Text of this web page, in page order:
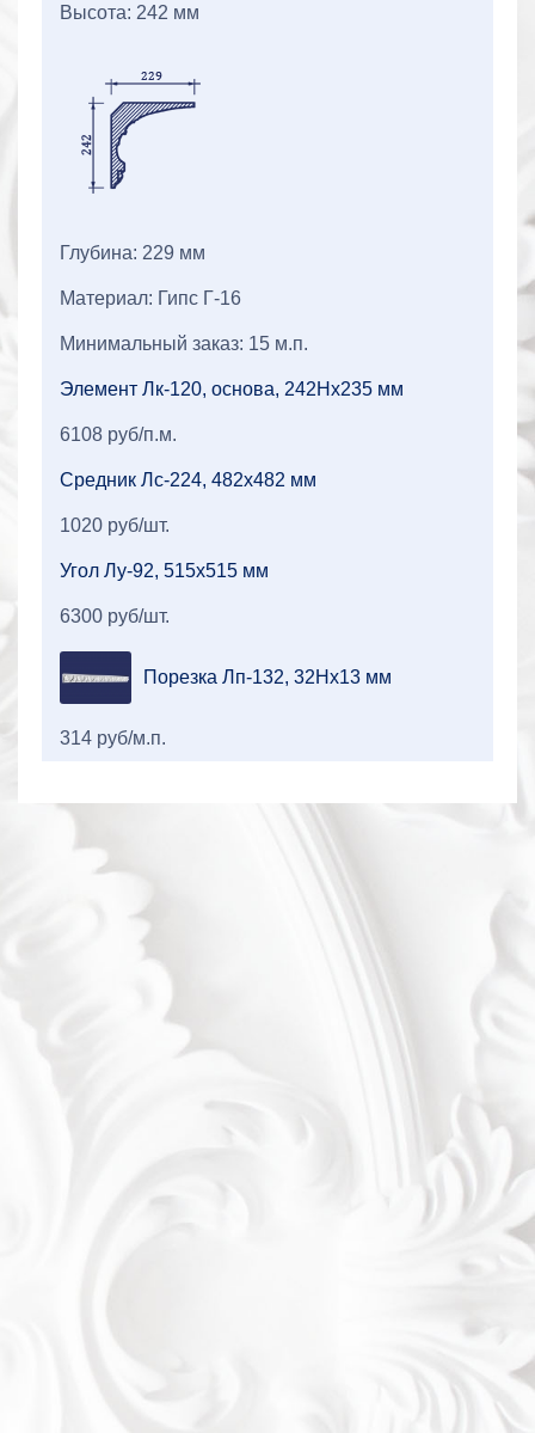
Высота: 242 мм
Глубина: 229 мм
Материал: Гипс Г-16
Минимальный заказ: 15 м.п.
Элемент Лк-120, основа, 242Нх235 мм
6108 руб/п.м.
Средник Лс-224, 482х482 мм
1020 руб/шт.
Угол Лу-92, 515х515 мм
6300 руб/шт.
Порезка Лп-132, 32Нх13 мм
314 руб/м.п.